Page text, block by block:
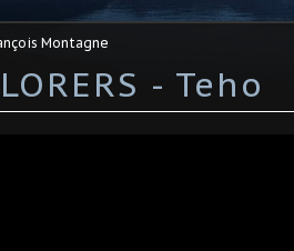
Montagne
- Teho